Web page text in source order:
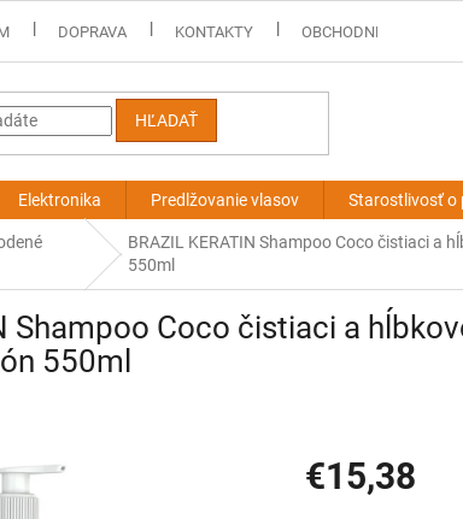
DOPRAVA KONTAKTY OBCHODNÉ
HĽADAŤ
Elektronika Predlžovanie vlasov Starostlivosť o
BRAZIL KERATIN Shampoo Coco čistiaci a
550ml
Shampoo Coco čistiaci a
550ml
€15,38